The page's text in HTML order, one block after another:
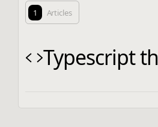
1 Articles
Typescript th